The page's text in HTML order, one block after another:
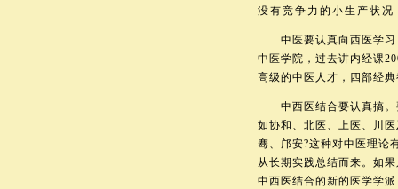
没有竞争力的小生产状况
中医要认真向西医学习
中医学院，过去讲内经课
高级的中医人才，四部经
中西医结合要认真搞。
如协和、北医、上医、川
骞、邝安?这种对中医理论
从长期实践总结而来。如
中西医结合的新的医学学